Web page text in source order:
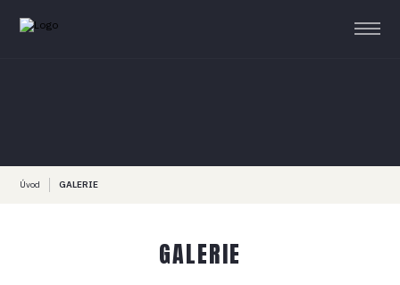
Úvod GALERIE
GALERIE